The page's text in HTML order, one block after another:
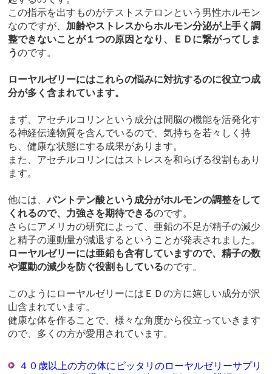
この指示を出すものがテストステロンという男性ホルモン
なのですが、 加齢やストレスからホルモン分泌が上手く調
整できないことが１つの原因となり、ＥＤに繋がってしま
うのです。
ローヤルゼリーにはこれらの悩みに対抗するのに役立つ成
分が多く含まれています。
まず、アセチルコリンという成分は間脳の機能を活発化す
る神経伝達物質を含んでいるので、気持ちを若々しく持
ち、健康な状態にする成果があります。
また、アセチルコリンにはストレスを和らげる役割もあり
ます。
他には、パントテン酸という成分がホルモンの調整をして
くれるので、力強さを期待できるのです。
さらにアメリカの研究によって、亜鉛の不足が精子の減少
と精子の運動量が減退するということが発表されました。
ローヤルゼリーには亜鉛も含有していますので、精子の数
や運動の減少を防ぐ役割もしているのです。
このようにローヤルゼリーにはＥＤの方に嬉しい成分が沢
山含まれています。
健康な体を作ることで、様々な角度から役立っていきます
ので、多くの方が愛用されています。
４０歳以上の方の体にピッタリのローヤルゼリーサプリ